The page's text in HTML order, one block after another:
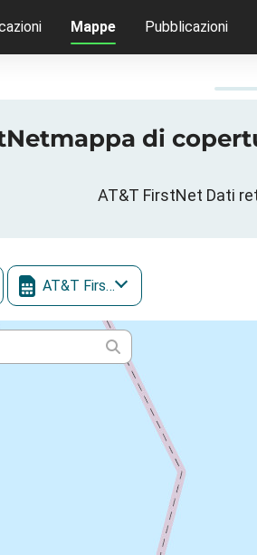
Mappe Pubblicazioni
di
AT&T FirstNet Dati
AT&T FirstNet